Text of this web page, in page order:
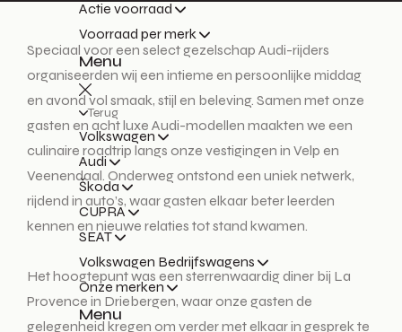
Actie voorraad
Voorraad per merk
Menu
Terug
Volkswagen
Audi
Škoda
CUPRA
SEAT
Volkswagen Bedrijfswagens
Onze merken
Menu
Speciaal voor een select gezelschap Audi-rijders
organiseerden wij een intieme en persoonlijke middag
en avond vol smaak, stijl en beleving. Samen met onze
gasten en acht luxe Audi-modellen maakten we een
culinaire roadtrip langs onze vestigingen in Velp en
Veenendaal. Onderweg ontstond een uniek netwerk,
rijdend in auto’s, waar gasten elkaar beter leerden
kennen en nieuwe relaties tot stand kwamen.
Het hoogtepunt was een sterrenwaardig diner bij La
Provence in Driebergen, waar onze gasten de
gelegenheid kregen om verder met elkaar in gesprek te